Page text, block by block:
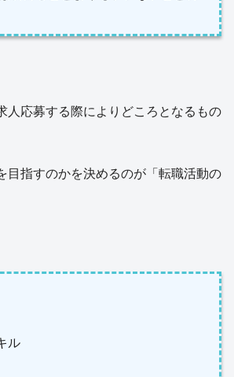
人応募する際によりどころとなるもの
目指すのかを決めるのが「転職活動の
ル